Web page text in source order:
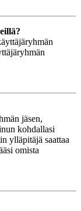
jäsen,
kohdallasi
ylläpitäjä saattaa
omista